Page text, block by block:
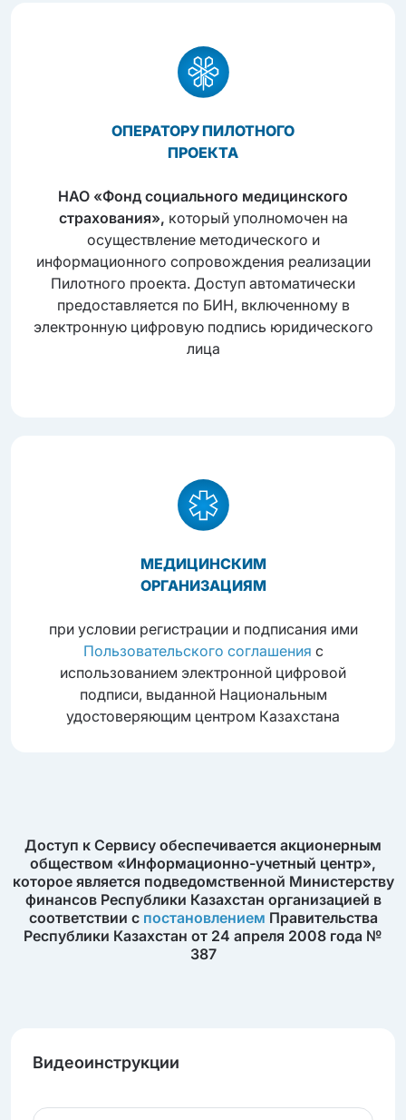
ОПЕРАТОРУ ПИЛОТНОГО
ПРОЕКТА
НАО «Фонд социального медицинского
страхования», который уполномочен на
осуществление методического и
информационного сопровождения реализации
Пилотного проекта. Доступ автоматически
предоставляется по БИН, включенному в
электронную цифровую подпись юридического
лица
МЕДИЦИНСКИМ
ОРГАНИЗАЦИЯМ
при условии регистрации и подписания ими
Пользовательского соглашения с
использованием электронной цифровой
подписи, выданной Национальным
удостоверяющим центром Казахстана
Доступ к Сервису обеспечивается акционерным
обществом «Информационно-учетный центр»,
которое является подведомственной Министерству
финансов Республики Казахстан организацией в
соответствии с постановлением Правительства
Республики Казахстан от 24 апреля 2008 года №
387
Видеоинструкции